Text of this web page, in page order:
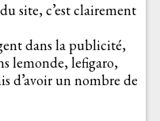
site, c’est clairement
dans la publicité,
lemonde, lefigaro,
d’avoir un nombre de